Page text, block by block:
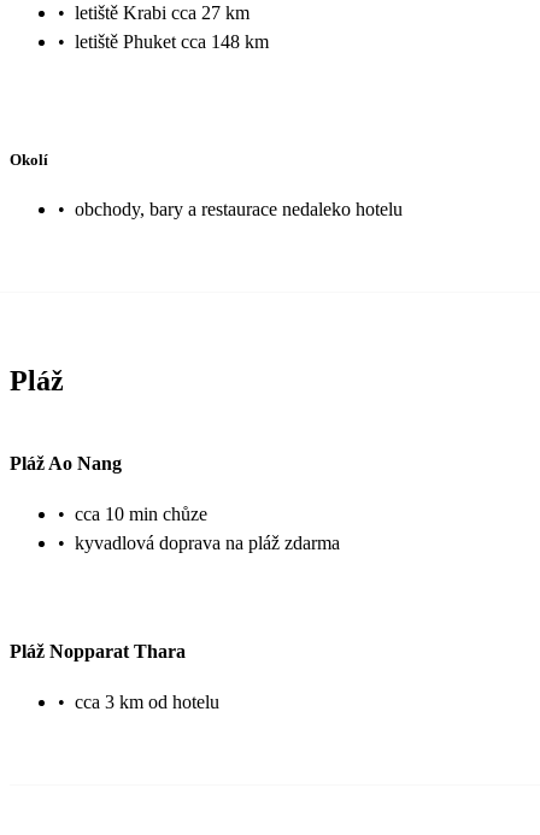
• letiště Krabi cca 27 km
• letiště Phuket cca 148 km
Okolí
• obchody, bary a restaurace nedaleko hotelu
Pláž
Pláž Ao Nang
• cca 10 min chůze
• kyvadlová doprava na pláž zdarma
Pláž Nopparat Thara
• cca 3 km od hotelu